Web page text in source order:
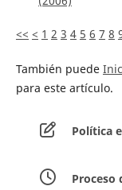
<< < 1 2 3 4 5 6 7 8
También puede
para este artículo.
Política
Proceso